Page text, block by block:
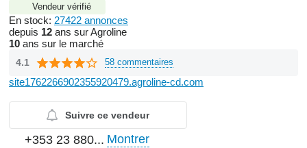
Vendeur vérifié
En stock: 27422 annonces
depuis 12 ans sur Agroline
10 ans sur le marché
4.1 58 commentaires
site1762266902355920479.agroline-cd.com
Suivre ce vendeur
+353 23 880... Montrer